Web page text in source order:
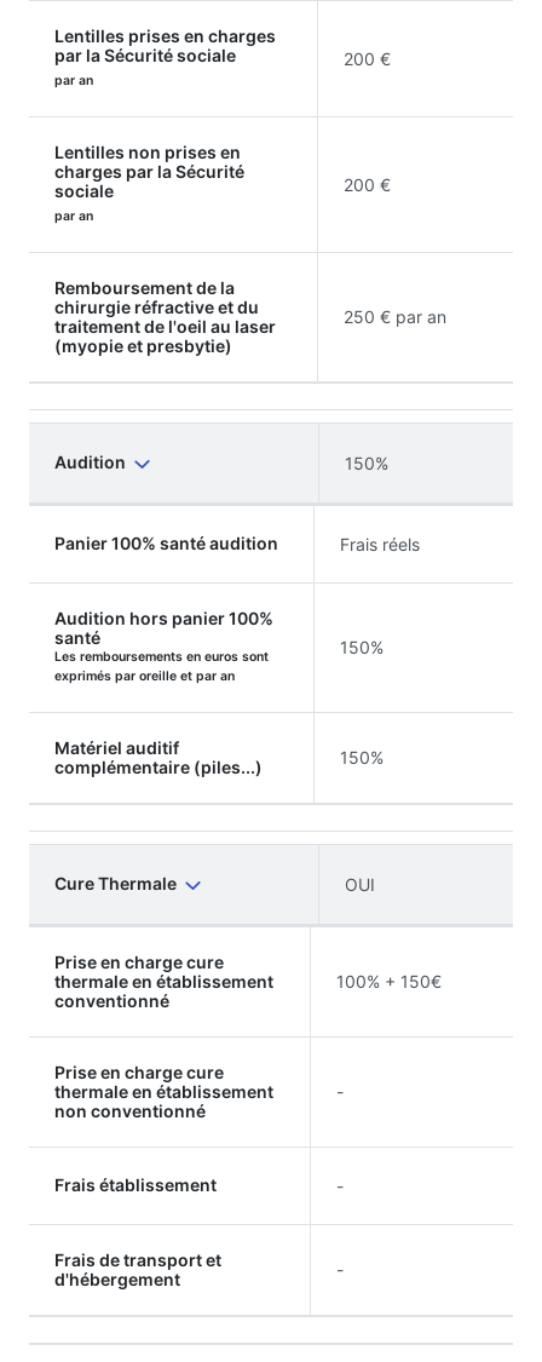
Lentilles prises en charges
par la Sécurité sociale
par an
200 €
Lentilles non prises en
charges par la Sécurité
sociale
par an
200 €
Remboursement de la
chirurgie réfractive et du
traitement de l'oeil au laser
(myopie et presbytie)
250 € par an
Audition 150%
Panier 100% santé audition Frais réels
Audition hors panier 100%
santé
Les remboursements en euros sont
exprimés par oreille et par an
150%
Matériel auditif
complémentaire (piles...)
150%
Cure Thermale OUI
Prise en charge cure
thermale en établissement
conventionné
100% + 150€
Prise en charge cure
thermale en établissement
non conventionné
-
Frais établissement -
Frais de transport et
d'hébergement
-